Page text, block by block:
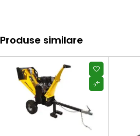
Produse similare